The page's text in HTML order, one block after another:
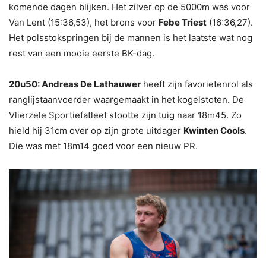
komende dagen blijken. Het zilver op de 5000m was voor
Van Lent (15:36,53), het brons voor Febe Triest (16:36,27).
Het polsstokspringen bij de mannen is het laatste wat nog
rest van een mooie eerste BK-dag.
20u50: Andreas De Lathauwer heeft zijn favorietenrol als
ranglijstaanvoerder waargemaakt in het kogelstoten. De
Vlierzele Sportiefatleet stootte zijn tuig naar 18m45. Zo
hield hij 31cm over op zijn grote uitdager Kwinten Cools.
Die was met 18m14 goed voor een nieuw PR.